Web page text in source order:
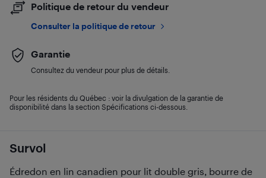
Survol
Édredon en lin canadien pour lit double gris, bourre de
Politique de retour du vendeur
Consulter la politique de retour
Garantie
Consultez du vendeur pour plus de détails.
Pour les résidents du Québec : voir la divulgation de la garantie de
disponibilité dans la section Spécifications ci-dessous.